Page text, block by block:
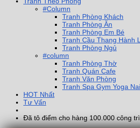
#Column
Tranh Phòng Khách
Tranh Phòng Ăn
Tranh Phòng Em Bé
Tranh Cầu Thang Hành
Tranh Phòng Ngủ
#column
Tranh Phòng Thờ
Tranh Quán Cafe
Tranh Văn Phòng
Tranh Spa Gym Yoga
HOT Nhất
Tư Vấn
Đã tô điểm cho hàng 100.000 công